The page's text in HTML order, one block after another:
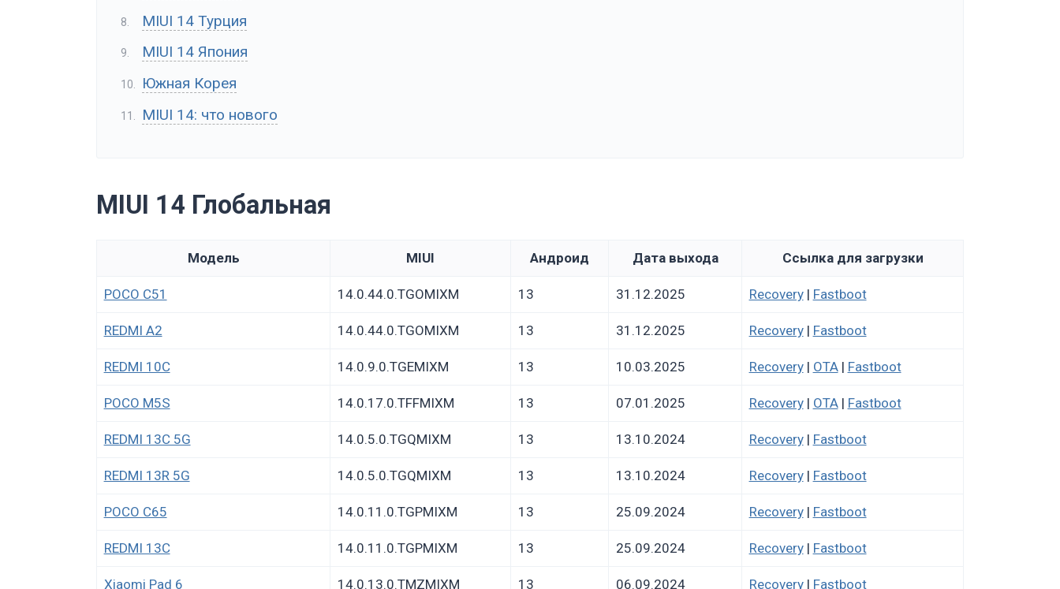
MIUI 14 Турция
MIUI 14 Япония
Южная Корея
MIUI 14: что нового
MIUI 14 Глобальная
Модель MIUI Андроид Дата выхода Ссылка для загрузки
POCO C51 14.0.44.0.TGOMIXM 13 31.12.2025 Recovery| Fastboot
REDMI A2 14.0.44.0.TGOMIXM 13 31.12.2025 Recovery| Fastboot
REDMI 10C 14.0.9.0.TGEMIXM 13 10.03.2025 Recovery| OTA| Fastboot
POCO M5S 14.0.17.0.TFFMIXM 13 07.01.2025 Recovery| OTA| Fastboot
REDMI 13C 5G 14.0.5.0.TGQMIXM 13 13.10.2024 Recovery| Fastboot
REDMI 13R 5G 14.0.5.0.TGQMIXM 13 13.10.2024 Recovery| Fastboot
POCO C65 14.0.11.0.TGPMIXM 13 25.09.2024 Recovery| Fastboot
REDMI 13C 14.0.11.0.TGPMIXM 13 25.09.2024 Recovery| Fastboot
Xiaomi Pad 6 14.0.13.0.TMZMIXM 13 06.09.2024 Recovery| Fastboot